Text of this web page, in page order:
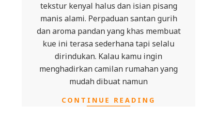
tekstur kenyal halus dan isian pisang
manis alami. Perpaduan santan gurih
dan aroma pandan yang khas membuat
kue ini terasa sederhana tapi selalu
dirindukan. Kalau kamu ingin
menghadirkan camilan rumahan yang
mudah dibuat namun
CONTINUE READING